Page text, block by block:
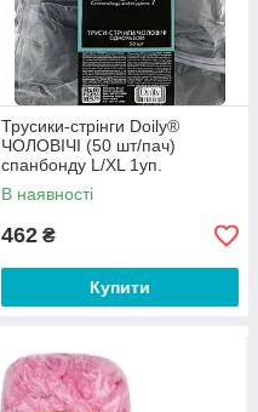
Трусики-стрінги Doily®
ЧОЛОВІЧІ (50 шт/пач)
спанбонду L/XL 1уп.
В наявності
462 ₴
Купити